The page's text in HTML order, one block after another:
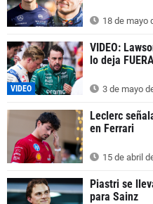
18 de mayo
VIDEO
VIDEO:
lo deja
3 de mayo
Leclerc
en Ferrari
15 de abril
Piastri se
para Sainz